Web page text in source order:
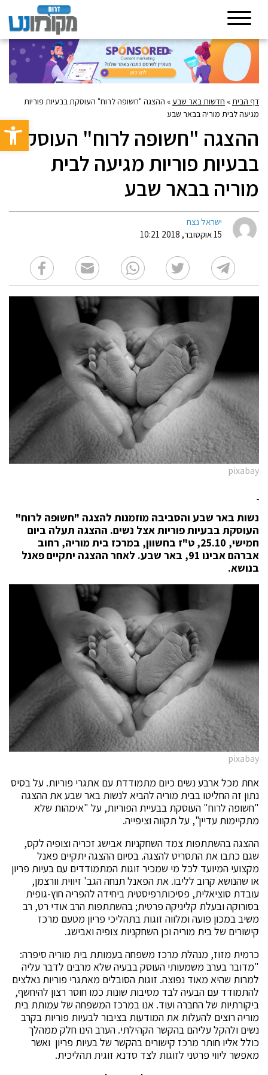
פתח
דף הבית» חדשות באר שבע» ההצגה "חשופה לרוח" העוסקת בבעיות פוריות
מגיעה לבית מוריה בבאר שבע
ההצגה "חשופה לרוח" העוסקת
בבעיות פוריות מגיעה לבית
מוריה בבאר שבע
ישראל נצח
15 אוקטובר, 2018 10:21
pixabay
נשות באר שבע והסביבה מוזמנות להצגה "חשופה לרוח"
העוסקת בבעיות פוריות אצל נשים. ההצגה תעלה ביום
חמישי, 25.10, ט"ז בחשוון, במרכז בית מוריה, רחוב
אברהם אבינו 91, באר שבע. לאחר ההצגה יתקיים פאנל
בנושא.
pixabay
אחת מכל ארבע נשים כיום מתמודדת עם אתגרי פוריות. על בסיס
נתון זה החליטו בבית מוריה להביא לנשות באר שבע את ההצגה
"חשופה לרוח" העוסקת בבעיית הפוריות, על "אימהות שלא
מתקיימות עדיין", על תקווה וציפייה.
ההצגה בהשתתפות צמד השחקניות אבישג זכריה וצופיה לקס,
שגם כתבו את התסריט להצגה. בסיום ההצגה יתקיים פאנל
מקצועי המיועד לכל מי שמכיר זוגות המתמודדים עם בעיות פריון
או שהנושא קרוב לליבו. את הפאנל תנחה הגב' זיווית וורצמן,
עובדת סוציאלית, פסיכותרפיסטית ביחידה להפריה חוץ-גופית
בסורוקה ובעלת קליניקה פרטית; בהשתתפות הרב אודי רט, רב
משיב במכון פועה ומלווה זוגות בתהליכי פריון מטעם מרכז
קישורים של בית מוריה וכן השחקניות צופיה ואבישג.
כרמית מזוז, מנהלת מרכז משפחה בעמותת בית מוריה סיפרה:
"מדובר בערב משמעותי העוסק בבעיה שלא מרבים לדבר עליה
למרות שהיא מאוד נפוצה. זוגות הסובלים מאתגרי פוריות נאלצים
להתמודד עם הבעיה לבד מסיבות שונות כמו חוסר רצון להיחשף,
ביקורתיות של החברה ועוד. אנו במרכז המשפחה של עמותת בית
מוריה רוצים להעלות את המודעות בציבור לבעיות פוריות בקרב
נשים ולהקל עליהם בהקשר הקהילתי. הערב הינו חלק ממהלך
כולל אליו חותר מרכז קישורים בהקשר של בעיות פריון ואשר
מאפשר ליווי פרטני לזוגות לצד סדנא זוגית תהליכית.